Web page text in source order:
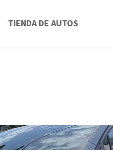
TIENDA DE AUTOS